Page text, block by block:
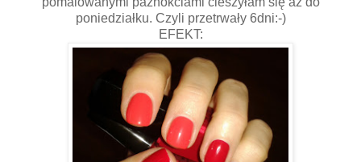
poniedziałku. Czyli przetrwały 6dni:-)
EFEKT: